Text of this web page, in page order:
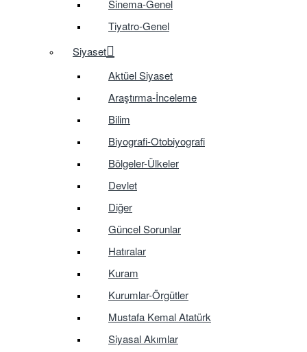
Sinema-Genel
Tiyatro-Genel
Siyaset
Aktüel Siyaset
Araştırma-İnceleme
Bilim
Biyografi-Otobiyografi
Bölgeler-Ülkeler
Devlet
Diğer
Güncel Sorunlar
Hatıralar
Kuram
Kurumlar-Örgütler
Mustafa Kemal Atatürk
Siyasal Akımlar